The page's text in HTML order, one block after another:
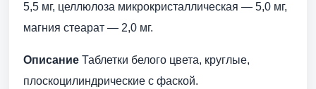
5,5 мг, целлюлоза микрокристаллическая — 5,0 мг,
магния стеарат — 2,0 мг.
Описание Таблетки белого цвета, круглые,
плоскоцилиндрические с фаской.